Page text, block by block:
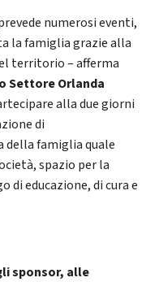
numerosi eventi,
la famiglia grazie alla
territorio – afferma
Settore Orlanda
alla due giorni
di
famiglia quale
spazio per la
di educazione, di cura e
sponsor, alle